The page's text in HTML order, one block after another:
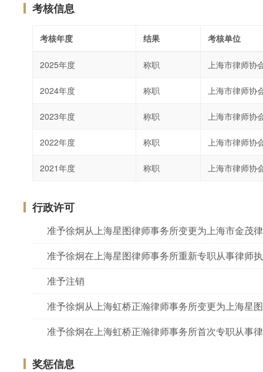
考核信息
考核年度 结果 考核单位
2025年度 称职 上海市律师协
2024年度 称职 上海市律师协
2023年度 称职 上海市律师协
2022年度 称职 上海市律师协
2021年度 称职 上海市律师协
行政许可
准予徐炯从上海星图律师事务所变更为上海市金茂
准予徐炯在上海星图律师事务所重新专职从事律师
准予注销
准予徐炯从上海虹桥正瀚律师事务所变更为上海星
准予徐炯在上海虹桥正瀚律师事务所首次专职从事
奖惩信息